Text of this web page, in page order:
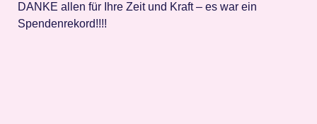
DANKE allen für Ihre Zeit und Kraft – es war ein
Spendenrekord!!!!